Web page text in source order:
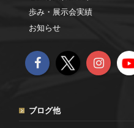
歩み・展示会実績
お知らせ
ブログ他